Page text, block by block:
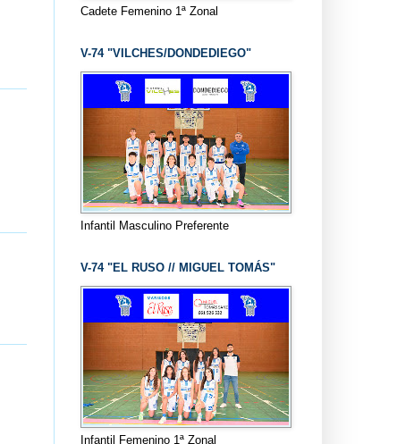
Cadete Femenino 1ª Zonal
V-74 "VILCHES/DONDEDIEGO"
Infantil Masculino Preferente
V-74 "EL RUSO // MIGUEL TOMÁS"
Infantil Femenino 1ª Zonal